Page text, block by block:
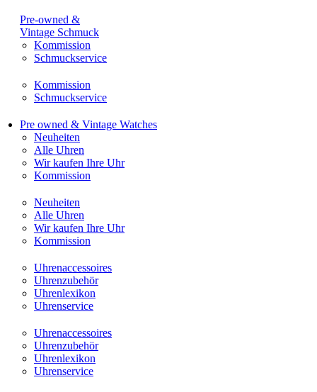
Pre-owned &
Vintage Schmuck
Kommission
Schmuckservice
Kommission
Schmuckservice
Pre owned & Vintage Watches
Neuheiten
Alle Uhren
Wir kaufen Ihre Uhr
Kommission
Neuheiten
Alle Uhren
Wir kaufen Ihre Uhr
Kommission
Uhrenaccessoires
Uhrenzubehör
Uhrenlexikon
Uhrenservice
Uhrenaccessoires
Uhrenzubehör
Uhrenlexikon
Uhrenservice